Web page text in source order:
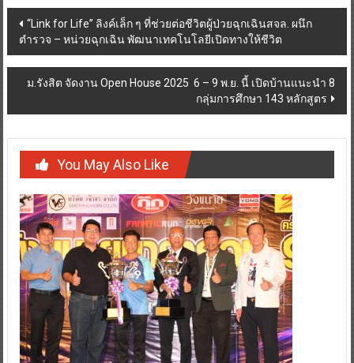
Post
navigation
“Link for Life” ลิงค์เล็ก ๆ ที่ช่วยต่อชีวิตผู้ป่วยฉุกเฉินสจล. ผนึก
ตำรวจ – หน่วยฉุกเฉิน พัฒนาเทคโนโลยีเปิดทางให้ชีวิต
ม.รังสิต จัดงาน Open House 2025 6 – 9 พ.ย. นี้ เปิดบ้านแนะนำ 8
กลุ่มการศึกษา 143 หลักสูตร
You May Also Like